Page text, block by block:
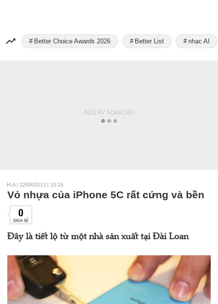
Better Choice Awards 2026 Better List nhạc AI
H.A | 22/08/2013 | 10:16
Vỏ nhựa của iPhone 5C rất cứng và bền
0
CHIA SẺ
Đây là tiết lộ từ một nhà sản xuất tại Đài Loan